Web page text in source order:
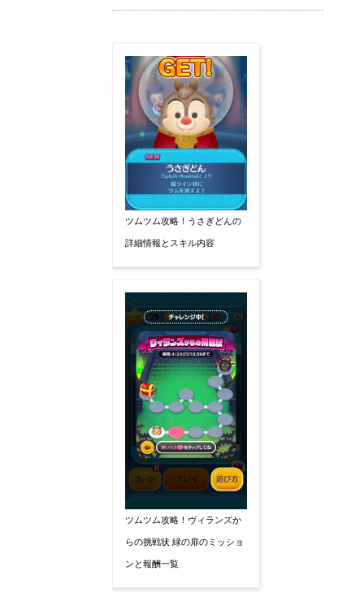
ツムツム攻略！うさぎどんの
詳細情報とスキル内容
ツムツム攻略！ヴィランズか
らの挑戦状 緑の扉のミッショ
ンと報酬一覧